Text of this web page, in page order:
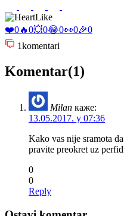
Like
❤️0🔥0💥0😂0👀0🎉0
1komentari
Komentar(1)
Milan каже:
13.05.2017. у 07:36
Kako vas nije sramota
pravite preokret uz
0
0
Reply